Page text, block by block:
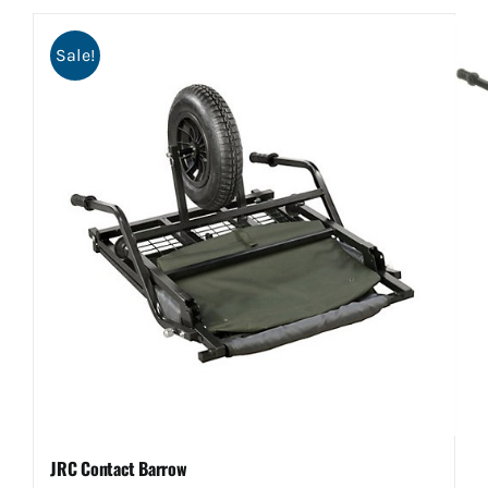
Sale!
JRC Contact Barrow